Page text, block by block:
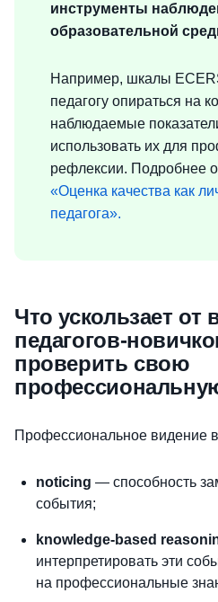
инструменты
образовательной
Например, шкалы
педагогу опираться на
наблюдаемые
использовать их для
рефлексии. Подробнее
«Оценка качества как
педагога».
Что ускользает от
педагогов-
проверить свою
Профессиональное видение
noticing — способность
события;
knowledge-based
интерпретировать эти
на профессиональные